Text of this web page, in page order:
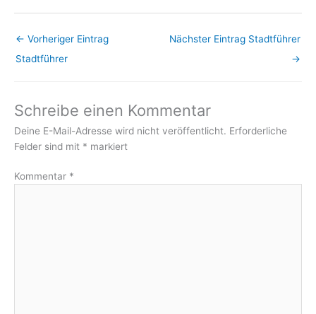
← Vorheriger Eintrag
Stadtführer
Nächster Eintrag Stadtführer
→
Schreibe einen Kommentar
Deine E-Mail-Adresse wird nicht veröffentlicht. Erforderliche
Felder sind mit * markiert
Kommentar *